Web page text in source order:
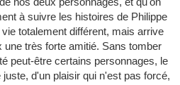
à suivre les histoires de Philippe
totalement différent, mais arrive
une très forte amitié. Sans tomber
peut-être certains personnages, le
d'un plaisir qui n'est pas forcé,